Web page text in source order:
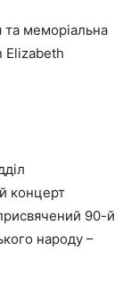
та меморіальна
Elizabeth
концерт
90-й
народу –